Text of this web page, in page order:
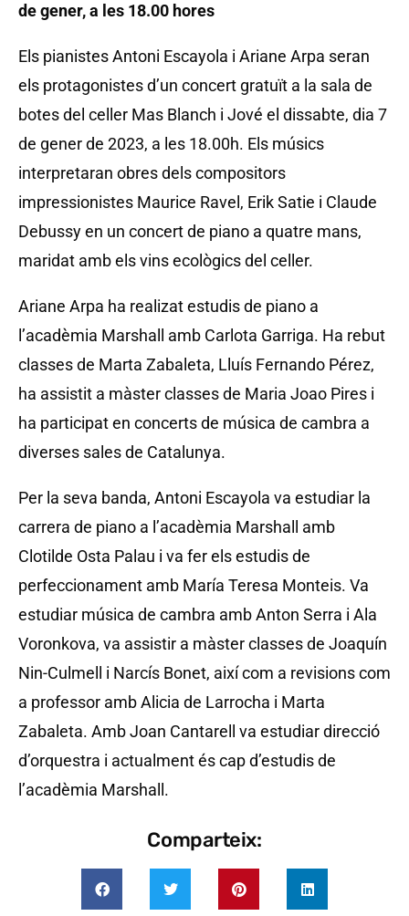
de gener, a les 18.00 hores
Els pianistes Antoni Escayola i Ariane Arpa seran
els protagonistes d’un concert gratuït a la sala de
botes del celler Mas Blanch i Jové el dissabte, dia 7
de gener de 2023, a les 18.00h. Els músics
interpretaran obres dels compositors
impressionistes Maurice Ravel, Erik Satie i Claude
Debussy en un concert de piano a quatre mans,
maridat amb els vins ecològics del celler.
Ariane Arpa ha realizat estudis de piano a
l’acadèmia Marshall amb Carlota Garriga. Ha rebut
classes de Marta Zabaleta, Lluís Fernando Pérez,
ha assistit a màster classes de Maria Joao Pires i
ha participat en concerts de música de cambra a
diverses sales de Catalunya.
Per la seva banda, Antoni Escayola va estudiar la
carrera de piano a l’acadèmia Marshall amb
Clotilde Osta Palau i va fer els estudis de
perfeccionament amb María Teresa Monteis. Va
estudiar música de cambra amb Anton Serra i Ala
Voronkova, va assistir a màster classes de Joaquín
Nin-Culmell i Narcís Bonet, així com a revisions com
a professor amb Alicia de Larrocha i Marta
Zabaleta. Amb Joan Cantarell va estudiar direcció
d’orquestra i actualment és cap d’estudis de
l’acadèmia Marshall.
Comparteix: